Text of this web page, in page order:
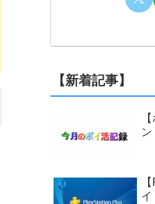
【新着記事】
ン
イ